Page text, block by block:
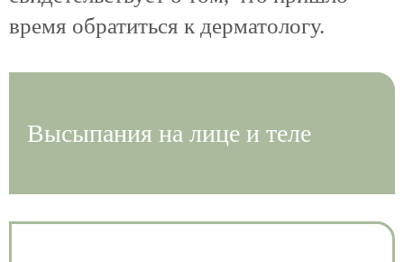
время обратиться к дерматологу.
Высыпания на лице и теле